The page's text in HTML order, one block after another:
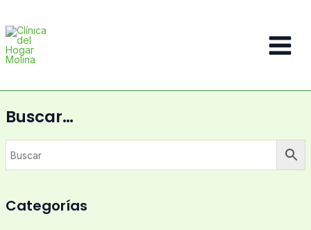
contenido
Main
Buscar…
Categorías